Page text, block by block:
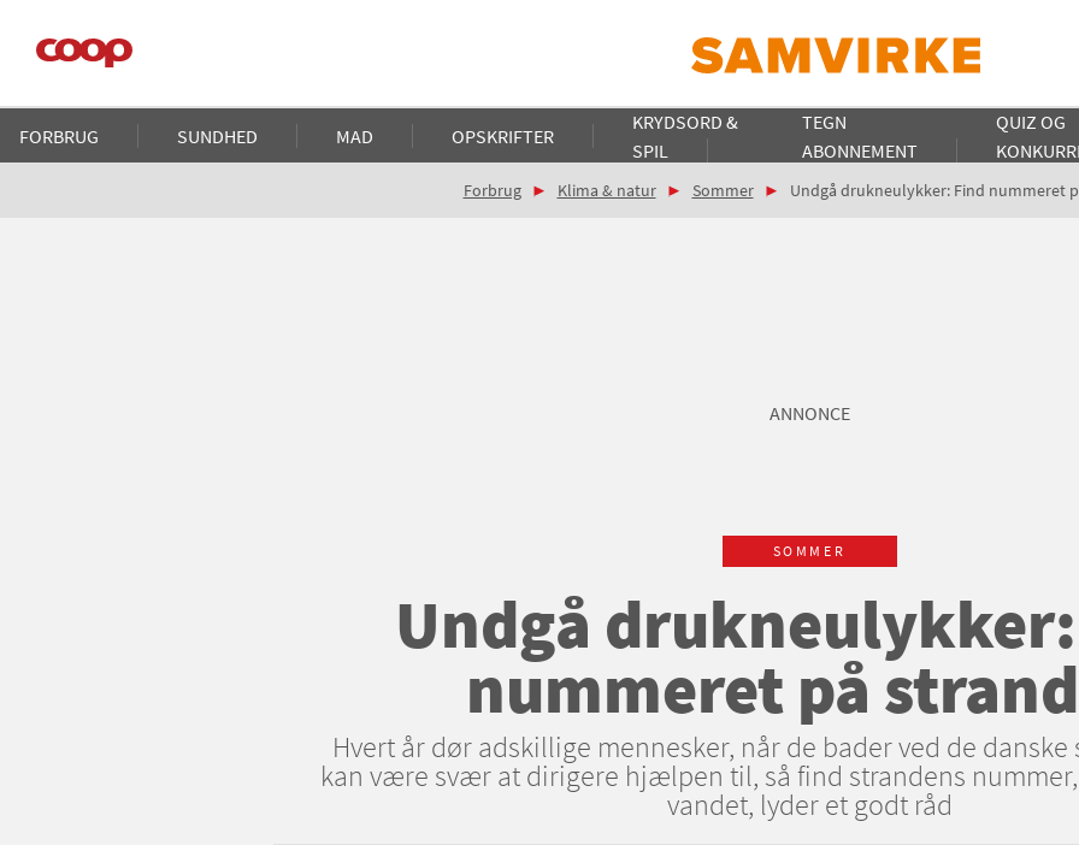
hovedindhold
Main
navigation
FORBRUG SUNDHED MAD OPSKRIFTER
KRYDSORD &
SPIL
TEGN
ABONNEMENT
QUIZ OG
Brødkrumme
Forbrug Klima & natur Sommer Undgå drukneulykker: Find nummeret
ANNONCE
SOMMER
Undgå
nummeret på
Hvert år dør adskillige mennesker, når de bader ved de danske
kan være svær at dirigere hjælpen til, så find strandens
vandet, lyder et godt råd